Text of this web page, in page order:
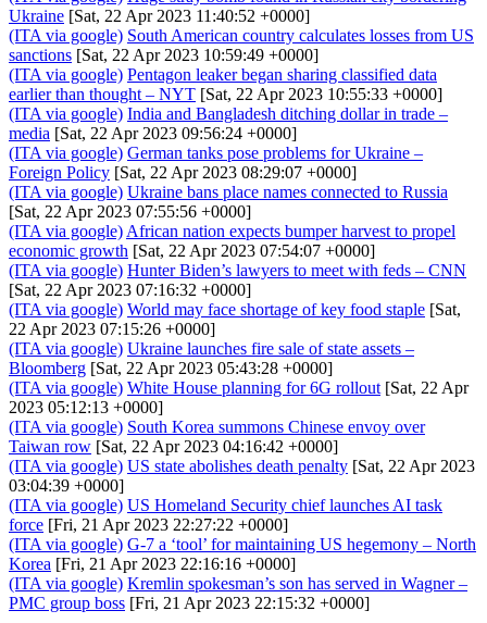
Ukraine [Sat, 22 Apr 2023 11:40:52 +0000]
(ITA via google) South American country calculates losses from US
sanctions [Sat, 22 Apr 2023 10:59:49 +0000]
(ITA via google) Pentagon leaker began sharing classified data
earlier than thought – NYT [Sat, 22 Apr 2023 10:55:33 +0000]
(ITA via google) India and Bangladesh ditching dollar in trade –
media [Sat, 22 Apr 2023 09:56:24 +0000]
(ITA via google) German tanks pose problems for Ukraine –
Foreign Policy [Sat, 22 Apr 2023 08:29:07 +0000]
(ITA via google) Ukraine bans place names connected to Russia
[Sat, 22 Apr 2023 07:55:56 +0000]
(ITA via google) African nation expects bumper harvest to propel
economic growth [Sat, 22 Apr 2023 07:54:07 +0000]
(ITA via google) Hunter Biden’s lawyers to meet with feds – CNN
[Sat, 22 Apr 2023 07:16:32 +0000]
(ITA via google) World may face shortage of key food staple [Sat,
22 Apr 2023 07:15:26 +0000]
(ITA via google) Ukraine launches fire sale of state assets –
Bloomberg [Sat, 22 Apr 2023 05:43:28 +0000]
(ITA via google) White House planning for 6G rollout [Sat, 22 Apr
2023 05:12:13 +0000]
(ITA via google) South Korea summons Chinese envoy over
Taiwan row [Sat, 22 Apr 2023 04:16:42 +0000]
(ITA via google) US state abolishes death penalty [Sat, 22 Apr 2023
03:04:39 +0000]
(ITA via google) US Homeland Security chief launches AI task
force [Fri, 21 Apr 2023 22:27:22 +0000]
(ITA via google) G-7 a ‘tool’ for maintaining US hegemony – North
Korea [Fri, 21 Apr 2023 22:16:16 +0000]
(ITA via google) Kremlin spokesman’s son has served in Wagner –
PMC group boss [Fri, 21 Apr 2023 22:15:32 +0000]